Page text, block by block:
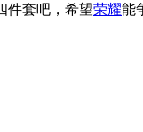
件套吧，希望荣耀能